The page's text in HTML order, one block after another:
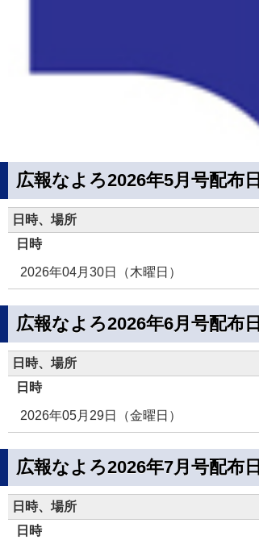
広報なよろ2026年5月号配布日
日時、場所
日時
2026年04月30日（木曜日）
広報なよろ2026年6月号配布日
日時、場所
日時
2026年05月29日（金曜日）
広報なよろ2026年7月号配布日
日時、場所
日時